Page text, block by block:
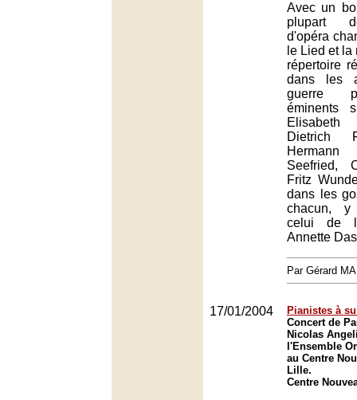
Avec un
plupart
d'opéra
le Lied et la
répertoire
dans les
guerre
éminents
Elisabeth
Dietrich
Hermann
Seefried,
Fritz
dans les
chacun, y
celui de
Annette
Par Gérard
17/01/2004
Pianistes à
Concert de
Nicolas
l'Ensemble
au Centre
Lille.
Centre